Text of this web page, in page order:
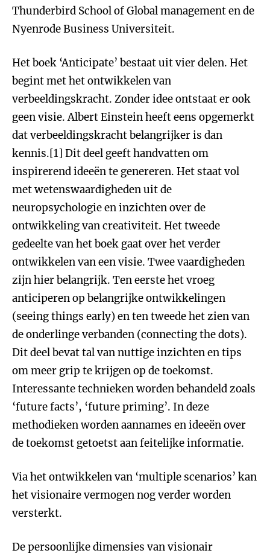
Thunderbird School of Global management en de
Nyenrode Business Universiteit.
Het boek ‘Anticipate’ bestaat uit vier delen. Het
begint met het ontwikkelen van
verbeeldingskracht. Zonder idee ontstaat er ook
geen visie. Albert Einstein heeft eens opgemerkt
dat verbeeldingskracht belangrijker is dan
kennis.[1] Dit deel geeft handvatten om
inspirerend ideeën te genereren. Het staat vol
met wetenswaardigheden uit de
neuropsychologie en inzichten over de
ontwikkeling van creativiteit. Het tweede
gedeelte van het boek gaat over het verder
ontwikkelen van een visie. Twee vaardigheden
zijn hier belangrijk. Ten eerste het vroeg
anticiperen op belangrijke ontwikkelingen
(seeing things early) en ten tweede het zien van
de onderlinge verbanden (connecting the dots).
Dit deel bevat tal van nuttige inzichten en tips
om meer grip te krijgen op de toekomst.
Interessante technieken worden behandeld zoals
‘future facts’, ‘future priming’. In deze
methodieken worden aannames en ideeën over
de toekomst getoetst aan feitelijke informatie.
Via het ontwikkelen van ‘multiple scenarios’ kan
het visionaire vermogen nog verder worden
versterkt.
De persoonlijke dimensies van visionair